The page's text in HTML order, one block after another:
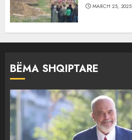
MARCH 25, 2025
BËMA SHQIPTARE